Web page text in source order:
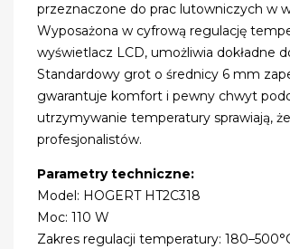
przeznaczone do prac lutowniczych w
Wyposażona w cyfrową regulację
wyświetlacz LCD, umożliwia dokładne
Standardowy grot o średnicy 6 mm
gwarantuje komfort i pewny chwyt
utrzymywanie temperatury sprawiają,
profesjonalistów.
Parametry techniczne:
Model: HOGERT HT2C318
Moc: 110 W
Zakres regulacji temperatury: